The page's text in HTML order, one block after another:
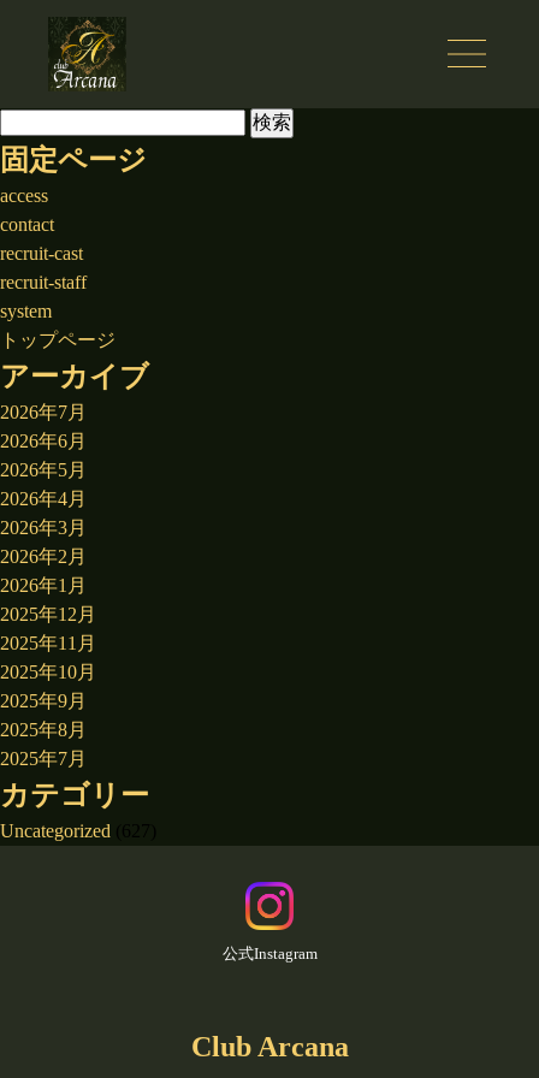
索:
固定ページ
access
contact
recruit-cast
recruit-staff
system
トップページ
アーカイブ
2026年7月
2026年6月
2026年5月
2026年4月
2026年3月
2026年2月
2026年1月
2025年12月
2025年11月
2025年10月
2025年9月
2025年8月
2025年7月
カテゴリー
Uncategorized
公式Instagram
Club Arcana